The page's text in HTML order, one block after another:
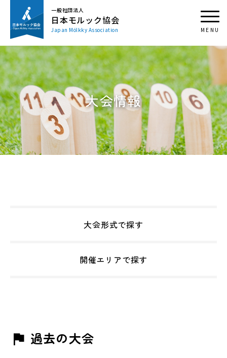
一般社団法人
日本モルック協会
Japan Mölkky Association
大会情報
大会形式で探す
開催エリアで探す
過去の大会